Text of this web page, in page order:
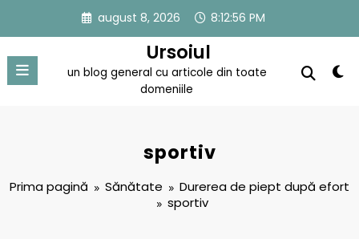
conținut
august 8, 2026 8:12:56 PM
Ursoiul
un blog general cu articole din toate
domeniile
sportiv
Prima pagină Sănătate
Durerea de piept după efort
sportiv